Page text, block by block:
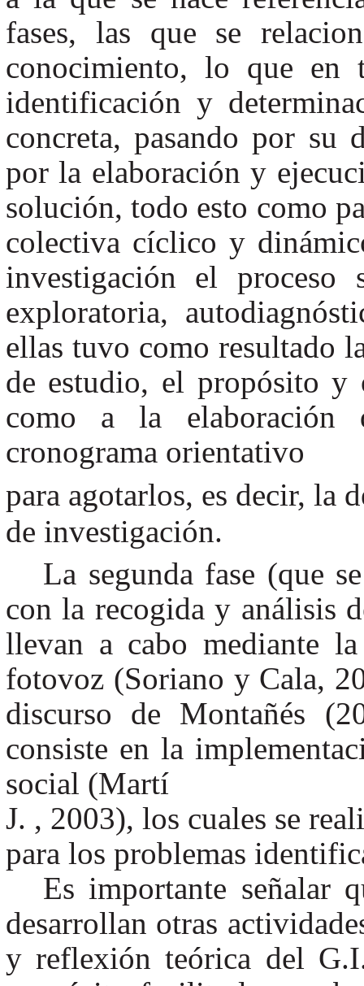
fases, las que se
conocimiento, lo que en
identificación y
concreta, pasando por
por la elaboración y
solución, todo esto como
colectiva cíclico y
investigación el proceso
exploratoria,
ellas tuvo como resultado
de estudio, el propósito y
como a la elaboración
cronograma orientativo
para agotarlos, es decir, la
de investigación.
La segunda fase (que
con la recogida y análisis
llevan a cabo mediante
fotovoz (Soriano y Cala,
discurso de Montañés
consiste en la
social (Martí
J. , 2003), los cuales se
para los problemas
Es importante señalar
desarrollan otras
y reflexión teórica del